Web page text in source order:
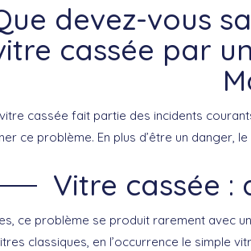
devez-vous
cassée par
cassée fait partie des incidents
ce problème. En plus d’être un danger,
Vitre cassée
ce problème se produit rarement avec
classiques, en l’occurrence le simple